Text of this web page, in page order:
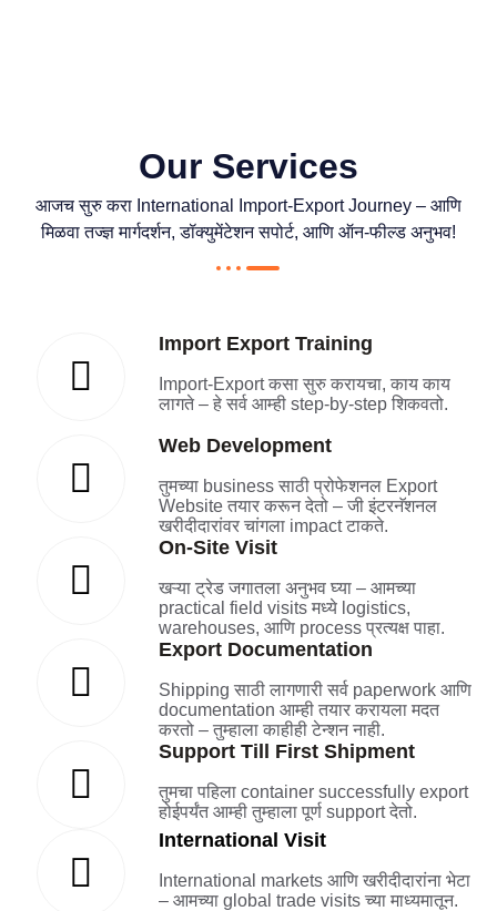
Our Services
आजच सुरु करा International Import-Export Journey – आणि
मिळवा तज्ज्ञ मार्गदर्शन, डॉक्युमेंटेशन सपोर्ट, आणि ऑन-फील्ड अनुभव!
Import Export Training
Import-Export कसा सुरु करायचा, काय काय
लागते – हे सर्व आम्ही step-by-step शिकवतो.
Web Development
तुमच्या business साठी प्रोफेशनल Export
Website तयार करून देतो – जी इंटरनॅशनल
खरीदीदारांवर चांगला impact टाकते.
On-Site Visit
खऱ्या ट्रेड जगातला अनुभव घ्या – आमच्या
practical field visits मध्ये logistics,
warehouses, आणि process प्रत्यक्ष पाहा.
Export Documentation
Shipping साठी लागणारी सर्व paperwork आणि
documentation आम्ही तयार करायला मदत
करतो – तुम्हाला काहीही टेन्शन नाही.
Support Till First Shipment
तुमचा पहिला container successfully export
होईपर्यंत आम्ही तुम्हाला पूर्ण support देतो.
International Visit
International markets आणि खरीदीदारांना भेटा
– आमच्या global trade visits च्या माध्यमातून.